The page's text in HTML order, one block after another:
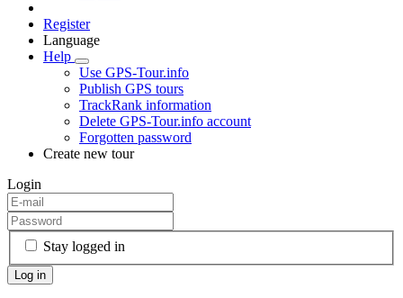
Register
Language
Help
Use GPS-Tour.info
Publish GPS tours
TrackRank information
Delete GPS-Tour.info account
Forgotten password
Create new tour
Login
Stay logged in